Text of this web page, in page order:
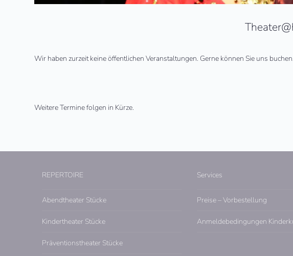
Wir haben zurzeit keine öffentlichen Veranstaltungen. Gerne können Sie uns buchen.
Weitere Termine folgen in Kürze.
REPERTOIRE
Abendtheater Stücke
Kindertheater Stücke
Präventionstheater Stücke
Services
Preise – Vorbestellung
Anmeldebedingungen